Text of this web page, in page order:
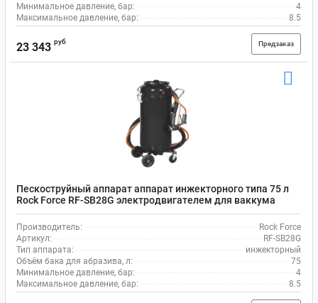
Минимальное давление, бар:
4
Максимальное давление, бар:
8.5
23 343 руб Предзаказ
Пескоструйный аппарат аппарат инжекторного типа 75 л
Rock Force RF-SB28G электродвигателем для ваккума
Производитель:
Rock Force
Артикул:
RF-SB28G
Тип аппарата:
инжекторный
Объём бака для абразива, л:
75
Минимальное давление, бар:
4
Максимальное давление, бар:
8.5